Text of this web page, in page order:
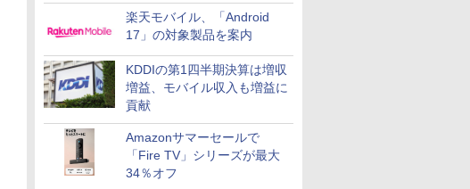
楽天モバイル、「Android
17」の対象製品を案内
KDDIの第1四半期決算は増収
増益、モバイル収入も増益に
貢献
Amazonサマーセールで
「Fire TV」シリーズが最大
34％オフ